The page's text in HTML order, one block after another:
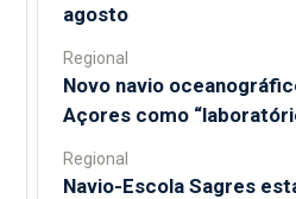
agosto
Regional
Novo navio
Açores como
Regional
Navio-Escola Sagres